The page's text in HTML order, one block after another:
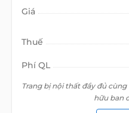
Giá
Thuế
Phí QL
Trang bị nội thất đầy đủ
hữu ban